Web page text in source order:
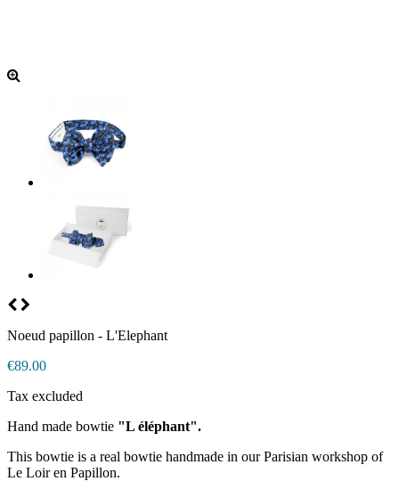
Noeud papillon - L'Elephant
€89.00
Tax excluded
Hand made bowtie "L éléphant".
This bowtie is a real bowtie handmade in our Parisian workshop of
Le Loir en Papillon.